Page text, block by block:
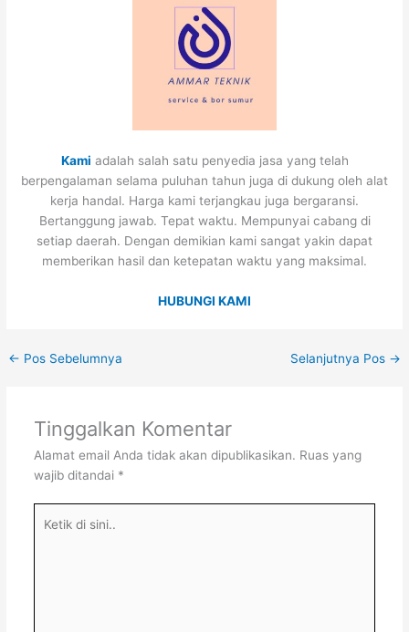
Kami adalah salah satu penyedia jasa yang telah
berpengalaman selama puluhan tahun juga di dukung oleh alat
kerja handal. Harga kami terjangkau juga bergaransi.
Bertanggung jawab. Tepat waktu. Mempunyai cabang di
setiap daerah. Dengan demikian kami sangat yakin dapat
memberikan hasil dan ketepatan waktu yang maksimal.
HUBUNGI KAMI
← Pos Sebelumnya Selanjutnya Pos →
Tinggalkan Komentar
Alamat email Anda tidak akan dipublikasikan. Ruas yang
wajib ditandai *